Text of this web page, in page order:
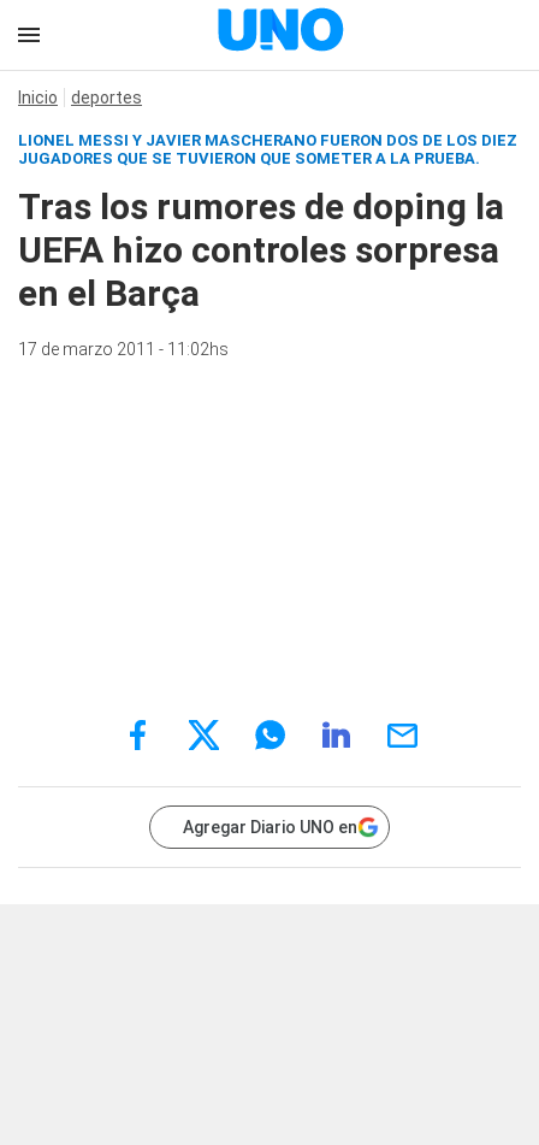
Inicio deportes
LIONEL MESSI Y JAVIER MASCHERANO FUERON DOS DE LOS DIEZ
JUGADORES QUE SE TUVIERON QUE SOMETER A LA PRUEBA.
Tras los rumores de doping la
UEFA hizo controles sorpresa
en el Barça
17 de marzo 2011 - 11:02hs
Agregar Diario UNO en